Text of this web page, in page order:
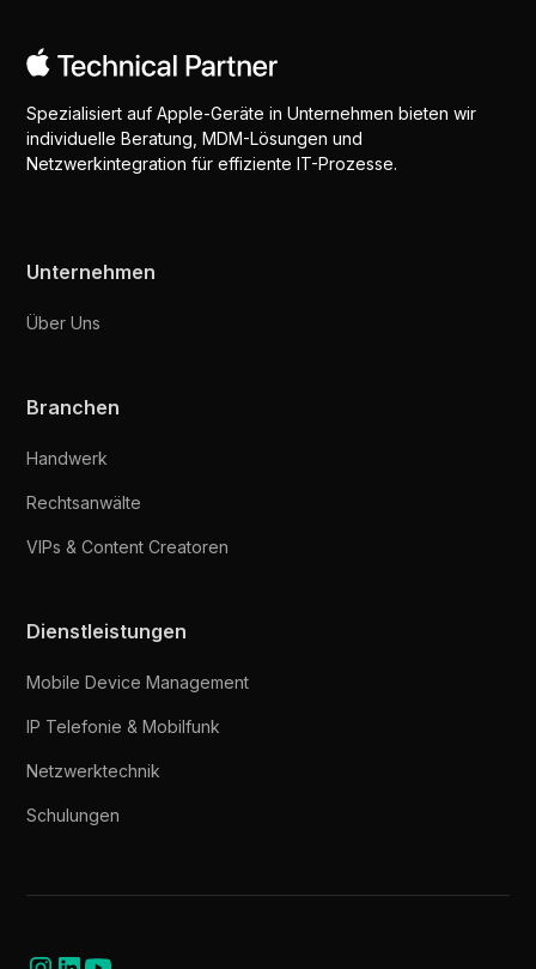
Spezialisiert auf Apple-Geräte in Unternehmen bieten wir
individuelle Beratung, MDM-Lösungen und
Netzwerkintegration für effiziente IT-Prozesse.
Unternehmen
Über Uns
Branchen
Handwerk
Rechtsanwälte
VIPs & Content Creatoren
Dienstleistungen
Mobile Device Management
IP Telefonie & Mobilfunk
Netzwerktechnik
Schulungen